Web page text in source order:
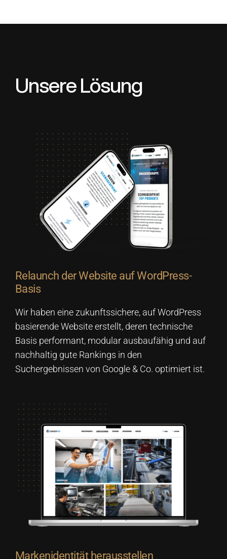
Unsere Lösung
Relaunch der Website auf WordPress-
Basis
Wir haben eine zukunftssichere, auf WordPress
basierende Website erstellt, deren technische
Basis performant, modular ausbaufähig und auf
nachhaltig gute Rankings in den
Suchergebnissen von Google & Co. optimiert ist.
Markenidentität herausstellen